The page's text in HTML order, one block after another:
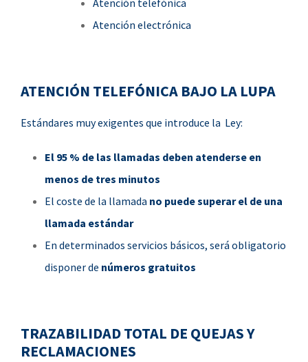
Atención telefónica
Atención electrónica
ATENCIÓN TELEFÓNICA BAJO LA LUPA
Estándares muy exigentes que introduce la Ley:
El 95 % de las llamadas deben atenderse en
menos de tres minutos
El coste de la llamada no puede superar el de una
llamada estándar
En determinados servicios básicos, será obligatorio
disponer de números gratuitos
TRAZABILIDAD TOTAL DE QUEJAS Y
RECLAMACIONES